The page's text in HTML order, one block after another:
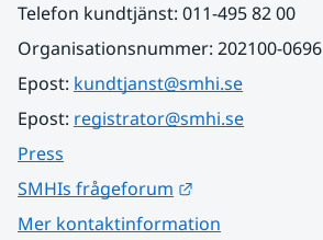
Telefon kundtjänst: 011-495 82 00
Organisationsnummer: 202100-0696
Epost: kundtjanst@smhi.se
Epost: registrator@smhi.se
Press
SMHIs frågeforum
Mer kontaktinformation